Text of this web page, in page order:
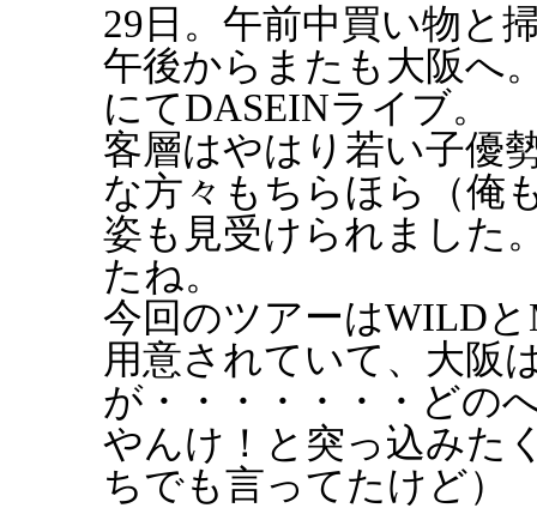
29日。午前中買い物と
午後からまたも大阪へ
にてDASEINライブ。
客層はやはり若い子優
な方々もちらほら（俺
姿も見受けられました
たね。
今回のツアーはWILD
用意されていて、大阪
が・・・・・・・どの
やんけ！と突っ込みた
ちでも言ってたけど）